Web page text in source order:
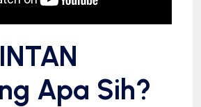
Apa Sih?